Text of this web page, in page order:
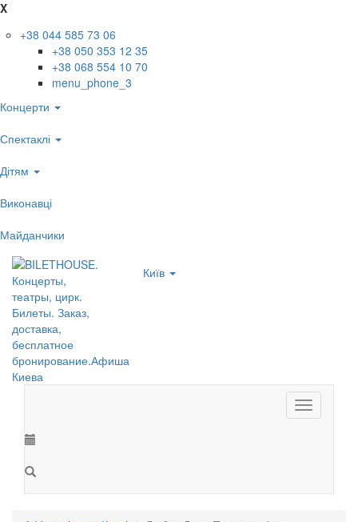
X
+38 044 585 73 06
+38 050 353 12 35
+38 068 554 10 70
menu_phone_3
Концерти
Спектаклі
Дітям
Виконавці
Майданчики
Київ
Toggle
navigation